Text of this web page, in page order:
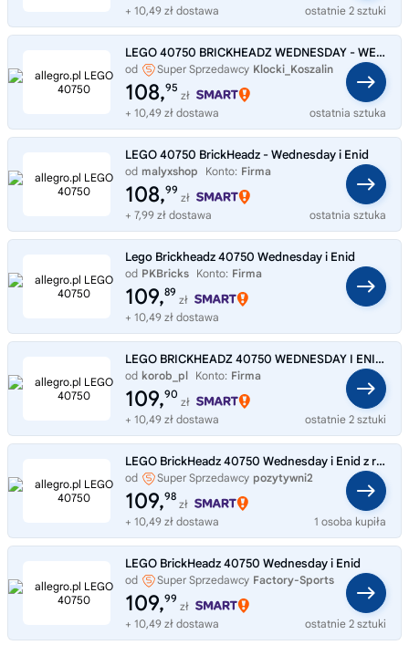
+ 10,49 zł dostawa
ostatnie 2 sztuki
LEGO 40750 BRICKHEADZ WEDNESDAY - WEDNESDAY I ENID
od Super Sprzedawcy Klocki_Koszalin
108,95
zł
+ 10,49 zł dostawa
ostatnia sztuka
LEGO 40750 BrickHeadz - Wednesday i Enid
od malyxshop Konto: Firma
108,99
zł
+ 7,99 zł dostawa
ostatnia sztuka
Lego Brickheadz 40750 Wednesday i Enid
od PKBricks Konto: Firma
109,89
zł
+ 10,49 zł dostawa
LEGO BRICKHEADZ 40750 WEDNESDAY I ENID zestaw klocków +10 lat
od korob_pl Konto: Firma
109,90
zł
+ 10,49 zł dostawa
ostatnie 2 sztuki
LEGO BrickHeadz 40750 Wednesday i Enid z rodziny Addamsów na święta
od Super Sprzedawcy pozytywni2
109,98
zł
+ 10,49 zł dostawa
1 osoba kupiła
LEGO BrickHeadz 40750 Wednesday i Enid
od Super Sprzedawcy Factory-Sports
109,99
zł
+ 10,49 zł dostawa
ostatnie 2 sztuki